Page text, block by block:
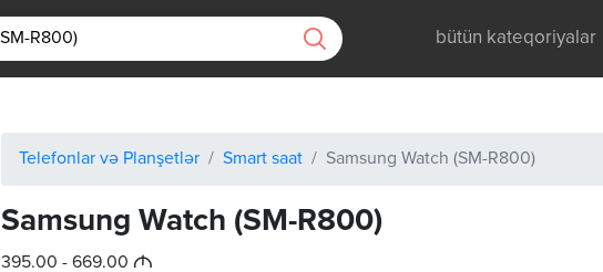
bütün kateqoriyalar
Telefonlar və Planşetlər Smart saat Samsung Watch (SM-R800)
Samsung Watch (SM-R800)
395.00 - 669.00 M